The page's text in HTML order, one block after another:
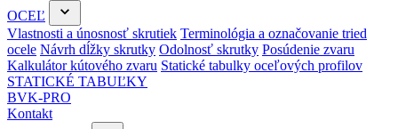
OCEĽ
Vlastnosti a únosnosť skrutiek Terminológia a označovanie tried
ocele Návrh dĺžky skrutky Odolnosť skrutky Posúdenie zvaru
Kalkulátor kútového zvaru Statické tabulky oceľových profilov
STATICKÉ TABUĽKY
BVK-PRO
Kontakt